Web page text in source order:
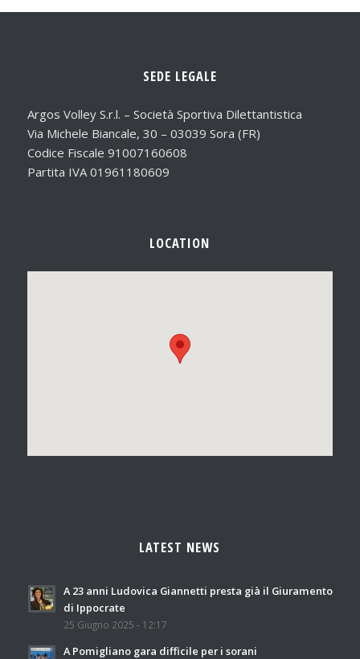
SEDE LEGALE
Argos Volley S.r.l. – Società Sportiva Dilettantistica
Via Michele Biancale, 30 – 03039 Sora (FR)
Codice Fiscale 91007160608
Partita IVA 01961180609
LOCATION
LATEST NEWS
A 23 anni Ludovica Giannetti presta già il Giuramento
di Ippocrate
25 Giugno 2025 - 12:17
A Pomigliano gara difficile per i sorani